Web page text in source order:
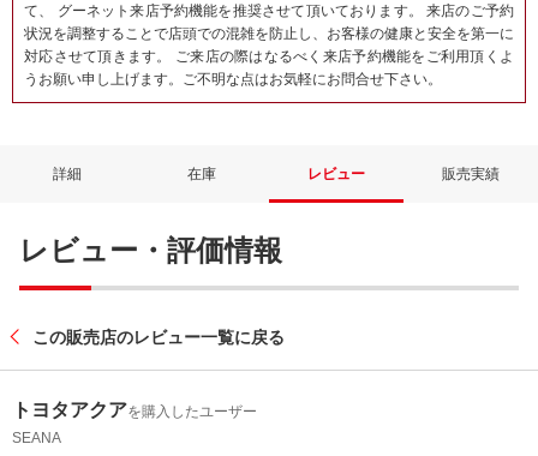
て、 グーネット来店予約機能を推奨させて頂いております。 来店のご予約
状況を調整することで店頭での混雑を防止し、お客様の健康と安全を第一に
対応させて頂きます。 ご来店の際はなるべく来店予約機能をご利用頂くよ
うお願い申し上げます。ご不明な点はお気軽にお問合せ下さい。
詳細 在庫 レビュー 販売実績
レビュー・評価情報
この販売店のレビュー一覧に戻る
トヨタアクアを購入したユーザー
SEANA